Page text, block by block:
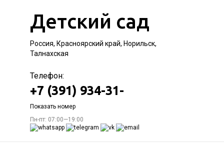
Детский сад
Россия, Красноярский край, Норильск,
Талнахская
Телефон:
+7 (391) 934-31-
Показать номер
Пн-пт: 07:00—19:00